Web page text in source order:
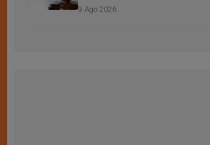
9 Ago 2026